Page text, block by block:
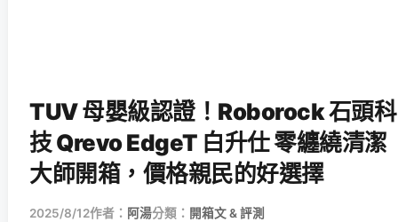
TUV 母嬰級認證！Roborock 石頭科
技 Qrevo EdgeT 白升仕 零纏繞清潔
大師開箱，價格親民的好選擇
2025/8/12作者： 阿湯分類： 開箱文 & 評測